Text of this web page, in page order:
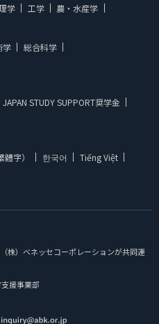
学 工学
農・水産学
学 総合科学
JAPAN STUDY SUPPORT奨学金
字） 한국어
Tiếng Việt
株）ベネッセコーポレーションが共同運
援事業部